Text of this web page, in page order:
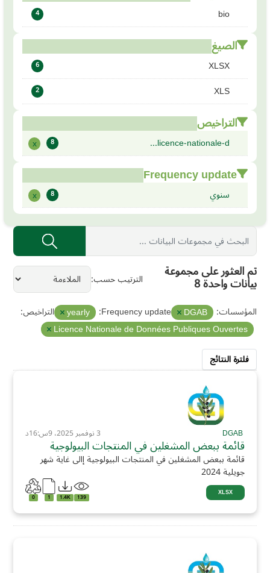
bio
4
الصيغ
XLSX
6
XLS
2
التراخيص
licence-nationale-d...
8
x
Frequency update
سنوي 8
x
الترتيب حسب تم العثور على مجموعة
بيانات واحدة 8
المؤسسات: DGAB
Frequency update:
yearly
التراخيص:
Licence Nationale de Données Publiques Ouvertes
فلترة النتائج
DGAB 3 نوفمبر 2025، 9س:16د
قائمة ببعض المشغلين في المنتجات البيولوجية
قائمة ببعض المشغلين في المنتجات البيولوجية إالى غاية شهر
جويلية 2024
XLSX
139
1.4K
1
0